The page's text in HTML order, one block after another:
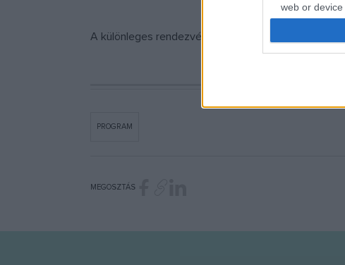
web or device
I want to
or app.
I want to
A különleges rendezvényre sűrített buszjáratokat
PROGRAM
MEGOSZTÁS